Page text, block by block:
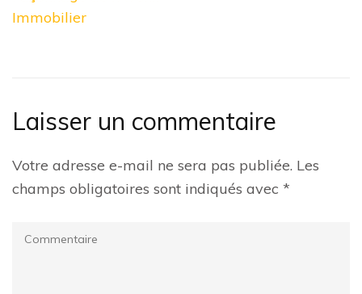
Immobilier
Laisser un commentaire
Votre adresse e-mail ne sera pas publiée. Les
champs obligatoires sont indiqués avec *
Commentaire